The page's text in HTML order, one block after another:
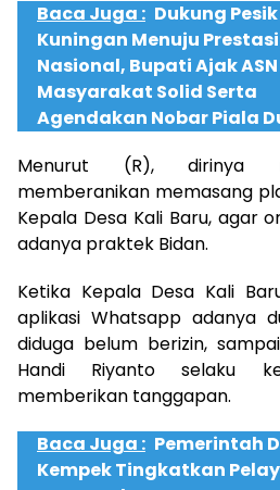
Baca Juga : Dukung Pesik
Kuningan Menuju Prestasi
Nasional, Bupati Ajak
Masyarakat Solid Serta
Agendakan Nobar Piala
Menurut (R), dirinya
memberanikan memasang
Kepala Desa Kali Baru, agar
adanya praktek Bidan.
Ketika Kepala Desa Kali
aplikasi Whatsapp adanya
diduga belum berizin,
Handi Riyanto selaku
memberikan tanggapan.
Baca Juga : Pemerintah
Kempek Tingkatkan